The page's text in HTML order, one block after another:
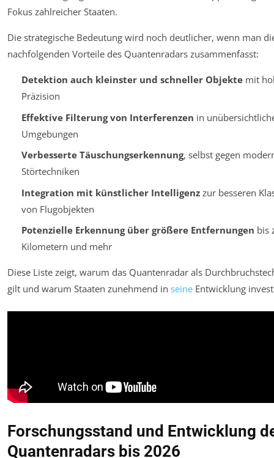
Fokus zahlreicher Staaten.
Die strategische Bedeutung wird noch deutlicher, wenn man
nachfolgenden Vorteile des Quantenradars zusammenfasst:
Detektion auch kleinster und schneller Objektemit
Präzision
Effektive Filterung von Interferenzen in
Umgebungen
Verbesserte Täuschungserkennung, selbst gegen
Störtechniken
Integration mit künstlicher Intelligenzzur besseren
von Flugobjekten
Potenzielle Erkennung über größere Entfernungen bis
Kilometern und mehr
Diese Liste zeigt, warum das Quantenradar als
gilt und warum Staaten zunehmend in seine Entwicklung
Forschungsstand und Entwicklung
Quantenradars bis 2026